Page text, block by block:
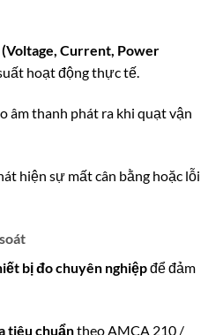
Current, Power
hoạt động thực tế.
âm thanh phát ra khi quạt vận
hiện sự mất cân bằng hoặc lỗi
bị đo chuyên nghiệpđể đảm
tiêu chuẩntheo AMCA 210 /